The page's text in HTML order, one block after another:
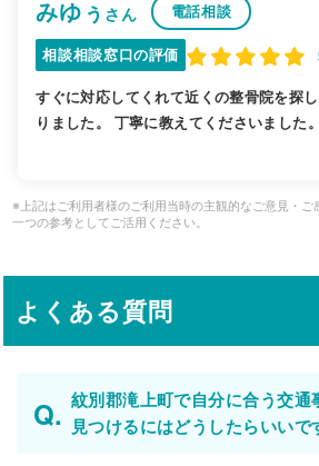
みゆぅ さん 電話相談
相談相談窓口の評価
すぐに対応してくれて近くの整骨院を探
りました。 丁寧に教えてくださいました。
※上記はご利用者様のご利用当時の主観的なご意見・ご
一つの参考としてご活用ください。
よくある質問
紋別郡滝上町で自分に合う交通
見つけるにはどうしたらいいで